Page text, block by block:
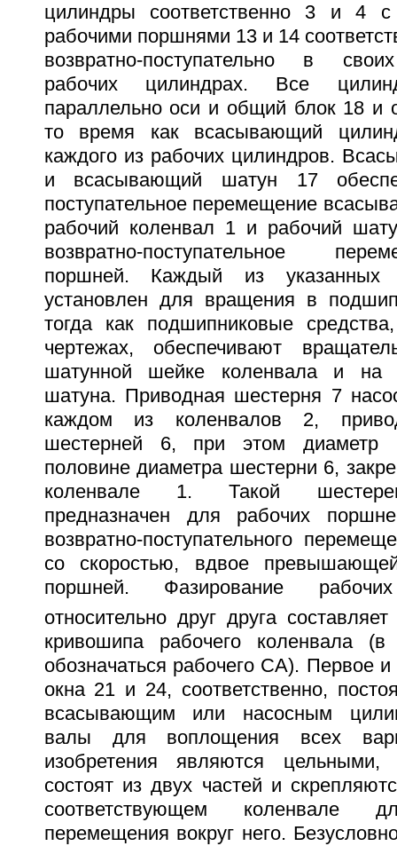
цилиндры соответственно 3 и 4
рабочими поршнями 13 и 14
возвратно-поступательно в
рабочих цилиндрах. Все
параллельно оси и общий блок 18 и
то время как всасывающий
каждого из рабочих цилиндров.
и всасывающий шатун 17
поступательное перемещение
рабочий коленвал 1 и рабочий
возвратно-поступательное
поршней. Каждый из указанных
установлен для вращения в
тогда как подшипниковые
чертежах, обеспечивают
шатунной шейке коленвала и на
шатуна. Приводная шестерня 7
каждом из коленвалов 2,
шестерней 6, при этом диаметр
половине диаметра шестерни 6,
коленвале 1. Такой
предназначен для рабочих
возвратно-поступательного
со скоростью, вдвое
поршней. Фазирование
относительно друг друга
кривошипа рабочего коленвала
обозначаться рабочего СА). Первое
окна 21 и 24, соответственно,
всасывающим или насосным
валы для воплощения всех
изобретения являются
состоят из двух частей и
соответствующем коленвале
перемещения вокруг него.